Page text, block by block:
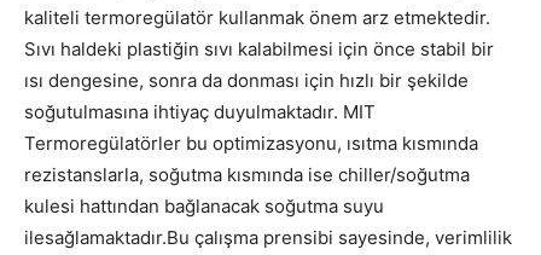
kaliteli termoregülatör kullanmak önem arz etmektedir.
Sıvı haldeki plastiğin sıvı kalabilmesi için önce stabil bir
ısı dengesine, sonra da donması için hızlı bir şekilde
soğutulmasına ihtiyaç duyulmaktadır. MIT
Termoregülatörler bu optimizasyonu, ısıtma kısmında
rezistanslarla, soğutma kısmında ise chiller/soğutma
kulesi hattından bağlanacak soğutma suyu
ilesağlamaktadır.Bu çalışma prensibi sayesinde, verimlilik